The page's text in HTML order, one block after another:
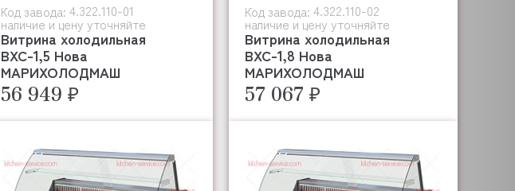
Код завода: 4.322.110-01
наличие и цену уточняйте
Витрина холодильная
ВХС-1,5 Нова
МАРИХОЛОДМАШ
56 949 ₽
Код завода:4.322.110-02
наличие и цену уточняйте
Витрина холодильная
ВХС-1,8 Нова
МАРИХОЛОДМАШ
57 067 ₽